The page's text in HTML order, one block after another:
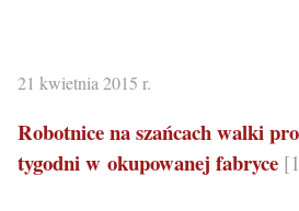
21 kwietnia 2015 r.
Robotnice na szańcach walki
tygodni w okupowanej fabryce